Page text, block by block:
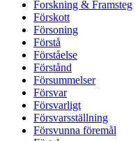
Forskning & Framsteg
Förskott
Försoning
Förstå
Förståelse
Förstånd
Försummelser
Försvar
Försvarligt
Försvarsställning
Försvunna föremål